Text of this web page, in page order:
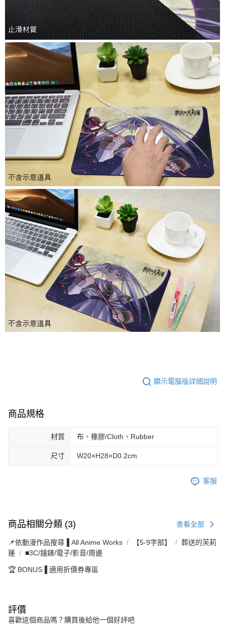
顯示電腦版詳細說明
商品規格
材質 布、橡膠/Cloth、Rubber
尺寸 W20×H28×D0.2cm
客服
商品相關分類 (3) 查看全部
📌依動漫作品搜尋▐ All Anime Works 【5-9字部】
葬送的芙莉
蓮
■3C/鐘錶/電子/影音/周邊
🏆 BONUS▐ 適用折價券專區
評價
喜歡這個商品嗎？購買後給他一個好評吧